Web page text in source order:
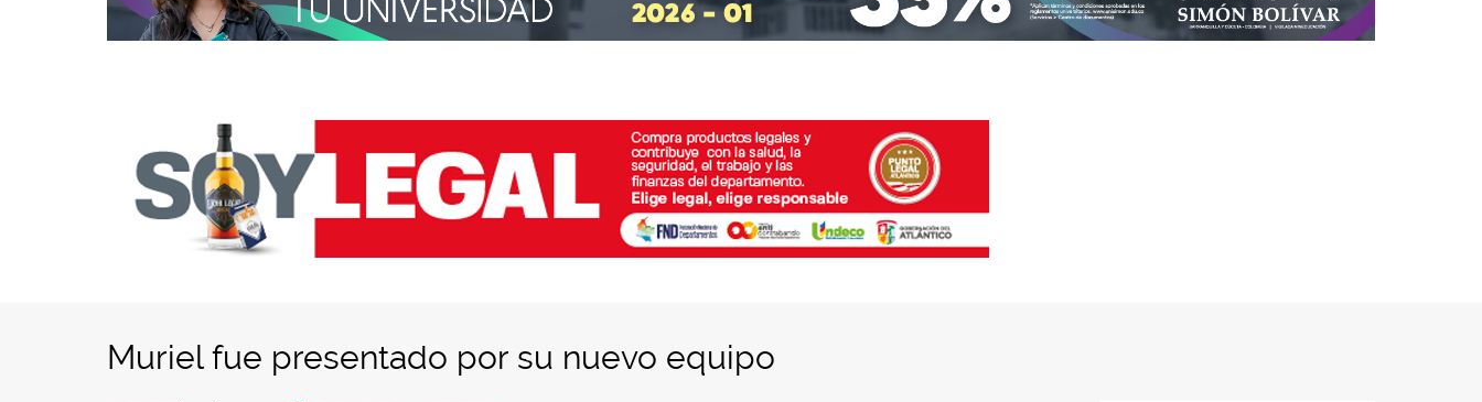
Muriel fue presentado por su nuevo equipo